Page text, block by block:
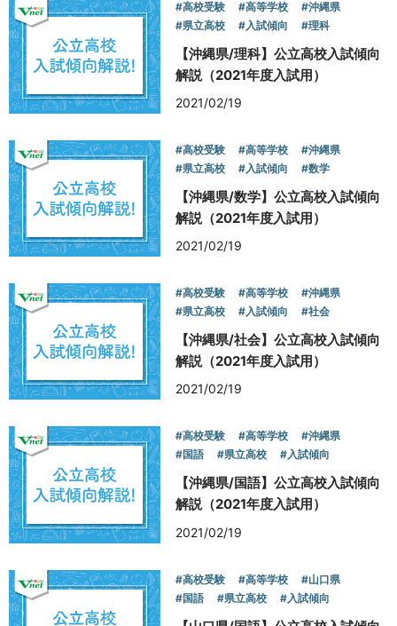
#高校受験 #高等学校
#沖縄県
#県立高校
#入試傾向 #理科
【沖縄県/理科】公立高校入試傾向
解説（2021年度入試用）
2021/02/19
#高校受験 #高等学校
#沖縄県
#県立高校
#入試傾向 #数学
【沖縄県/数学】公立高校入試傾向
解説（2021年度入試用）
2021/02/19
#高校受験 #高等学校
#沖縄県
#県立高校
#入試傾向 #社会
【沖縄県/社会】公立高校入試傾向
解説（2021年度入試用）
2021/02/19
#高校受験 #高等学校
#沖縄県
#国語
#県立高校 #入試傾向
【沖縄県/国語】公立高校入試傾向
解説（2021年度入試用）
2021/02/19
#高校受験 #高等学校
#山口県
#国語
#県立高校 #入試傾向